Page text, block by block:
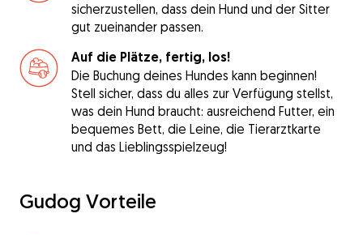
sicherzustellen, dass dein Hund und der Sitter
gut zueinander passen.
Auf die Plätze, fertig, los!
Die Buchung deines Hundes kann beginnen!
Stell sicher, dass du alles zur Verfügung stellst,
was dein Hund braucht: ausreichend Futter, ein
bequemes Bett, die Leine, die Tierarztkarte
und das Lieblingsspielzeug!
Gudog Vorteile